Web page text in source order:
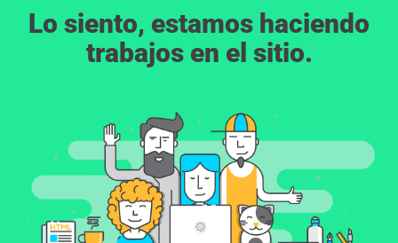
Lo siento, estamos haciendo
trabajos en el sitio.